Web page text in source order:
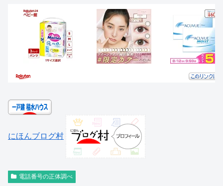
にほんブログ村
電話番号の正体調べ